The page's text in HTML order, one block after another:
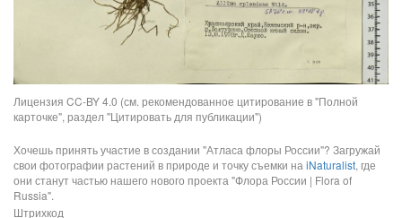
Лицензия CC-BY 4.0 (см. рекомендованное цитирование в "Полной
карточке", раздел "Цитировать для публикации")
Хочешь принять участие в создании "Атласа флоры России"? Загружай
свои фотографии растений в природе и точку съемки наiNaturalist, где
они станут частью нашего нового проекта "Флора России | Flora of
Russia".
Штрихкод